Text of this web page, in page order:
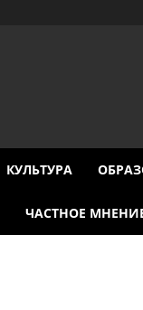
КУЛЬТУРА
ЧАСТНОЕ